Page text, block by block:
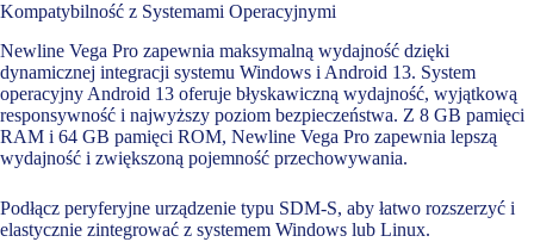
Kompatybilność z Systemami Operacyjnymi
Newline Vega Pro zapewnia maksymalną wydajność dzięki
dynamicznej integracji systemu Windows i Android 13. System
operacyjny Android 13 oferuje błyskawiczną wydajność, wyjątkową
responsywność i najwyższy poziom bezpieczeństwa. Z 8 GB pamięci
RAM i 64 GB pamięci ROM, Newline Vega Pro zapewnia lepszą
wydajność i zwiększoną pojemność przechowywania.
Podłącz peryferyjne urządzenie typu SDM-S, aby łatwo rozszerzyć i
elastycznie zintegrować z systemem Windows lub Linux.